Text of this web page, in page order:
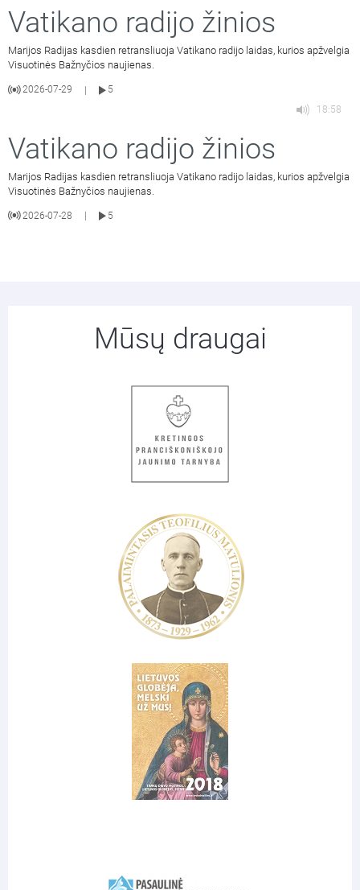
Vatikano radijo žinios
Marijos Radijas kasdien retransliuoja Vatikano radijo laidas, kurios apžvelgia
Visuotinės Bažnyčios naujienas.
2026-07-29
5
18:58
Vatikano radijo žinios
Marijos Radijas kasdien retransliuoja Vatikano radijo laidas, kurios apžvelgia
Visuotinės Bažnyčios naujienas.
2026-07-28 5
Mūsų draugai